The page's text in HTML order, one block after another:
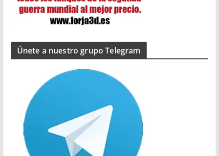
Únete a nuestro grupo Telegram